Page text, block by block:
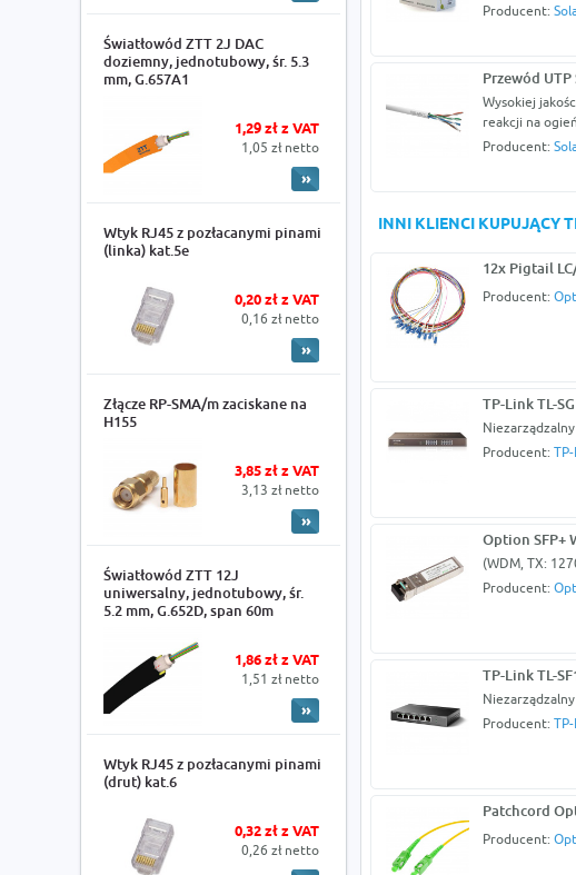
Światłowód ZTT 2J DAC
doziemny, jednotubowy, śr. 5.3
mm, G.657A1
1,29 zł z VAT
1,05 zł netto
Wtyk RJ45 z pozłacanymi pinami
(linka) kat.5e
0,20 zł z VAT
0,16 zł netto
Złącze RP-SMA/m zaciskane na
H155
3,85 zł z VAT
3,13 zł netto
Światłowód ZTT 12J
uniwersalny, jednotubowy, śr.
5.2 mm, G.652D, span 60m
1,86 zł z VAT
1,51 zł netto
Wtyk RJ45 z pozłacanymi pinami
(drut) kat.6
0,32 zł z VAT
0,26 zł netto
Producent:
Przewód UTP
Wysokiej
reakcji na
Producent:
INNI KLIENCI KUPUJĄCY
12x Pigtail
Producent:
TP-Link TL-
Producent:
Option SFP+
(WDM, TX:
Producent:
TP-Link TL-
Producent:
Patchcord
Producent: